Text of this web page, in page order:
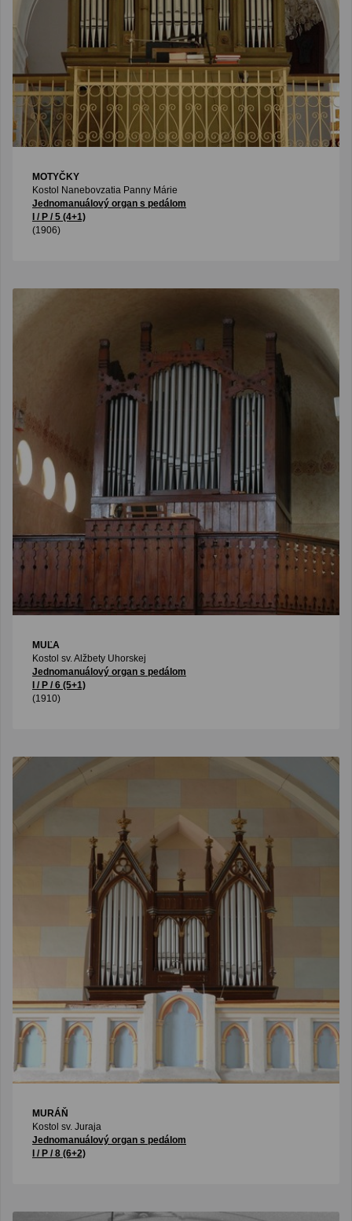
MOTYČKY
Kostol Nanebovzatia Panny Márie
Jednomanuálový organ s pedálom
I / P / 5 (4+1)
(1906)
MUĽA
Kostol sv. Alžbety Uhorskej
Jednomanuálový organ s pedálom
I / P / 6 (5+1)
(1910)
MURÁŇ
Kostol sv. Juraja
Jednomanuálový organ s pedálom
I / P / 8 (6+2)